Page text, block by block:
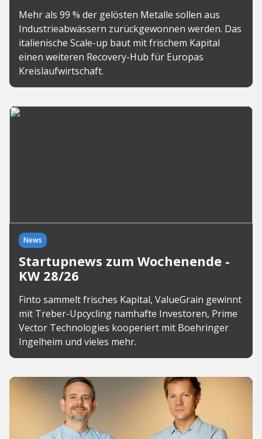
Mehr als 99 % der gelösten Metalle sollen aus
Industrieabwässern zurückgewonnen werden. Das
italienische Scale-up baut mit frischem Kapital
einen weiteren Recovery-Hub für Europas
Kreislaufwirtschaft.
News
Startupnews zum Wochenende -
KW 28/26
Finto sammelt frisches Kapital, ValueGrain gewinnt
mit Treber-Upcycling namhafte Investoren, Prime
Vector Technologies kooperiert mit Boehringer
Ingelheim und vieles mehr.